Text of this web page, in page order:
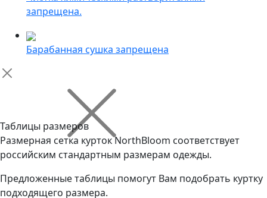
запрещена.
Барабанная сушка запрещена
Таблицы размеров
Размерная сетка курток NorthBloom соответствует
российским стандартным размерам одежды.
Предложенные таблицы помогут Вам подобрать куртку
подходящего размера.